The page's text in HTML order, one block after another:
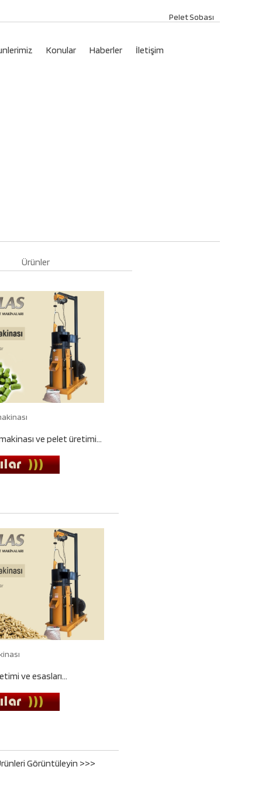
Pelet Sobası
Konular Haberler İletişim
Ürünler
ve pelet üretimi...
ve esasları...
Görüntüleyin >>>